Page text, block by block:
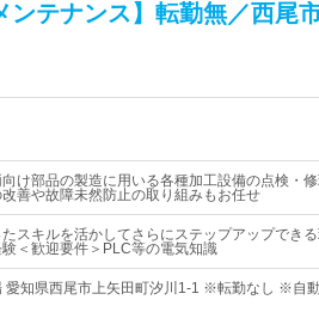
ンテナンス】転勤無／西尾
け部品の製造に用いる各種加工設備の点検・
善や故障未然防止の取り組みもお任せ
スキルを活かしてさらにステップアップでき
＜歓迎要件＞PLC等の電気知識
知県西尾市上矢田町汐川1-1 ※転勤なし ※自